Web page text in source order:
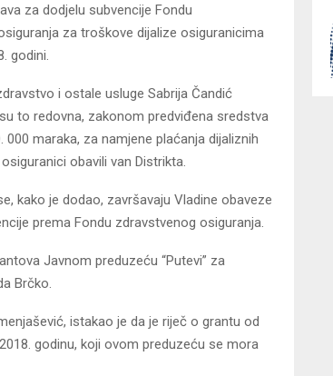
za dodjelu subvencije Fondu
za troškove dijalize osiguranicima
godini.
i ostale usluge Sabrija Čandić
to redovna, zakonom predviđena sredstva
000 maraka, za namjene plaćanja dijaliznih
obavili van Distrikta.
kako je dodao, završavaju Vladine obaveze
prema Fondu zdravstvenog osiguranja.
Javnom preduzeću “Putevi” za
Brčko.
istakao je da je riječ o grantu od
godinu, koji ovom preduzeću se mora